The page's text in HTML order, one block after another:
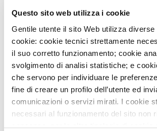
Questo sito web utilizza i cookie
Gentile utente il sito Web utilizza diverse
cookie: cookie tecnici strettamente
il suo corretto funzionamento; cookie
svolgimento di analisi statistiche; e
che servono per individuare le
fine di creare un profilo dell’utente ed
comunicazioni o servizi mirati. I cookie
necessari al funzionamento del sito non
consenso, per le altre tipologie di cookie
DISCOVER MONZINO' TRAINING SEASON
CARDIOVASCULAR IMAGING
29 MAR
THE MULTI-CENTRIC ONYX ONE STUDY FOR
PROTECTION OF HIGH RISK OF BLEEDING CV
PATIENTS
5MAR
PARADOXICAL ARTIFICIAL CORDS